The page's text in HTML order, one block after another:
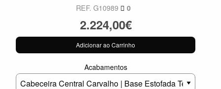
REF. G10989 0
2.224,00€
Adicionar ao Carrinho
Acabamentos